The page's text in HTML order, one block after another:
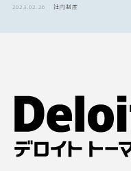
2023.02.26 社内制度